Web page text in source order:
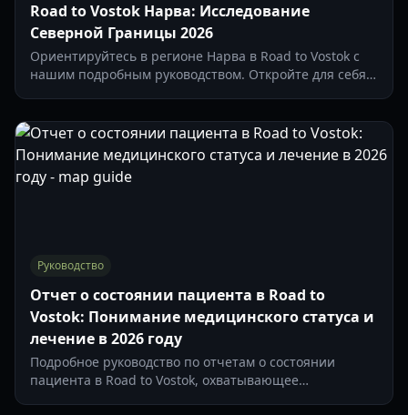
Road to Vostok Нарва: Исследование
Северной Границы 2026
Ориентируйтесь в регионе Нарва в Road to Vostok с
нашим подробным руководством. Откройте для себя
2026 год.
Руководство
Отчет о состоянии пациента в Road to
Vostok: Понимание медицинского статуса и
лечение в 2026 году
Подробное руководство по отчетам о состоянии
пациента в Road to Vostok, охватывающее